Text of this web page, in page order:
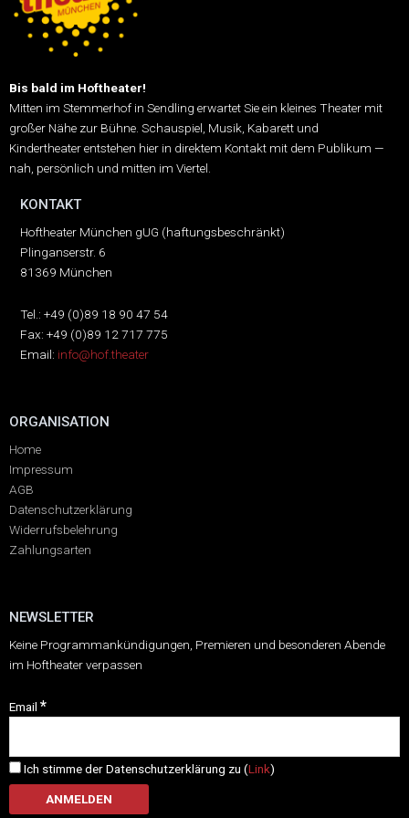
Bis bald im Hoftheater!
Mitten im Stemmerhof in Sendling erwartet Sie ein kleines Theater mit
großer Nähe zur Bühne. Schauspiel, Musik, Kabarett und
Kindertheater entstehen hier in direktem Kontakt mit dem Publikum —
nah, persönlich und mitten im Viertel.
KONTAKT
Hoftheater München gUG (haftungsbeschränkt)
Plinganserstr. 6
81369 München
Tel.: +49 (0)89 18 90 47 54
Fax: +49 (0)89 12 717 775
Email: info@hof.theater
ORGANISATION
Home
Impressum
AGB
Datenschutzerklärung
Widerrufsbelehrung
Zahlungsarten
NEWSLETTER
Keine Programmankündigungen, Premieren und besonderen Abende
im Hoftheater verpassen
Email *
Ich stimme der Datenschutzerklärung zu (Link)